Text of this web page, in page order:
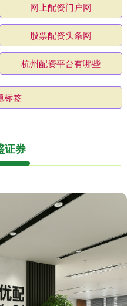
网上配资门户网
股票配资头条网
杭州配资平台有哪些
标签
证券